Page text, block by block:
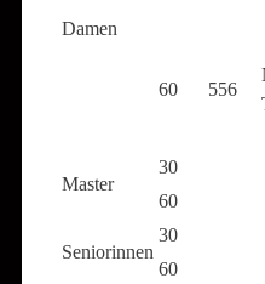
Damen
60 556
Master
30
60
Seniorinnen
30
60